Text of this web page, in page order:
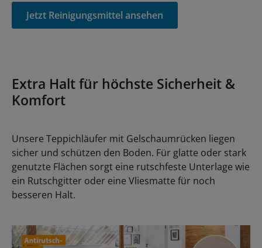
Jetzt Reinigungsmittel ansehen
Extra Halt für höchste Sicherheit &
Komfort
Unsere Teppichläufer mit Gelschaumrücken liegen
sicher und schützen den Boden. Für glatte oder stark
genutzte Flächen sorgt eine rutschfeste Unterlage wie
ein Rutschgitter oder eine Vliesmatte für noch
besseren Halt.